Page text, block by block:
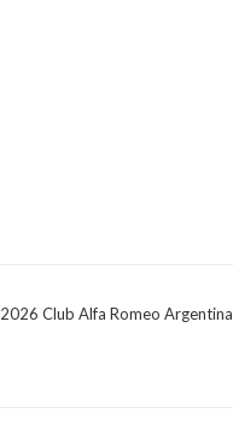
2026 Club Alfa Romeo Argentina